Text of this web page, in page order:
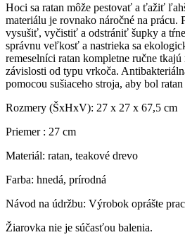
Hoci sa ratan môže pestovať a ťažiť
materiálu je rovnako náročné na prácu.
vysušiť, vyčistiť a odstrániť šupky a
správnu veľkosť a nastrieka sa
remeselníci ratan kompletne ručne
závislosti od typu vrkoča.
pomocou sušiaceho stroja, aby bol
Rozmery (ŠxHxV): 27 x 27 x 67,5 cm
Priemer : 27 cm
Materiál: ratan, teakové drevo
Farba: hnedá, prírodná
Návod na údržbu: Výrobok oprášte
Žiarovka nie je súčasťou balenia.